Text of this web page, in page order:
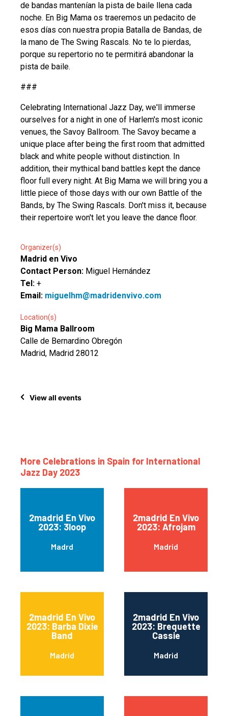
de bandas mantenían la pista de baile llena cada
noche. En Big Mama os traeremos un pedacito de
esos días con nuestra propia Batalla de Bandas, de
la mano de The Swing Rascals. No te lo pierdas,
porque su repertorio no te permitirá abandonar la
pista de baile.
###
Celebrating International Jazz Day, we'll immerse
ourselves for a night in one of Harlem's most iconic
venues, the Savoy Ballroom. The Savoy became a
unique place after being the first room that admitted
black and white people without distinction. In
addition, their mythical band battles kept the dance
floor full every night. At Big Mama we will bring you a
little piece of those days with our own Battle of the
Bands, by The Swing Rascals. Don't miss it, because
their repertoire won't let you leave the dance floor.
Organizer(s)
Madrid en Vivo
Contact Person: Miguel Hernández
Tel: +
Email: miguelhm@madridenvivo.com
Location(s)
Big Mama Ballroom
Calle de Bernardino Obregón
Madrid, Madrid 28012
View all events
More Celebrations in Spain for International
Jazz Day 2023
2madrid En Vivo
2023: 3loop
Madrd
2madrid En Vivo
2023: Afrojam
Madrid
2madrid En Vivo
2023: Barba Dixie
Band
Madrid
2madrid En Vivo
2023: Brequette
Cassie
Madrid